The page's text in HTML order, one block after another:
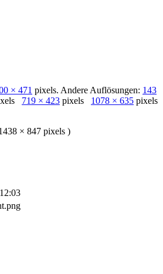
× 471 pixels. Andere Auflösungen: 143
719 × 423 pixels 1078 × 635 pixels
× 847 pixels )